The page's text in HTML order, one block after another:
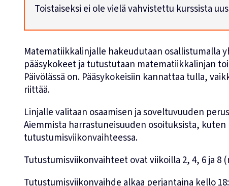
Toistaiseksi ei ole vielä vahvistettu kurssista
Matematiikkalinjalle hakeudutaan
pääsykokeet ja tutustutaan matematiikkalinjan
Päivölässä on. Pääsykokeisiin kannattaa tulla,
riittää.
Linjalle valitaan osaamisen ja soveltuvuuden
Aiemmista harrastuneisuuden osoituksista,
tutustumisviikonvaihteessa.
Tutustumisviikonvaihteet ovat viikoilla 2, 4, 6 ja 8
Tutustumisviikonvaihde alkaa perjantaina kello